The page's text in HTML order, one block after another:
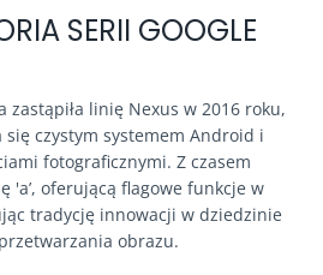
SERII GOOGLE
zastąpiła linię Nexus w 2016 roku,
się czystym systemem Android i
fotograficznymi. Z czasem
'a’, oferującą flagowe funkcje w
tradycję innowacji w dziedzinie
obrazu.